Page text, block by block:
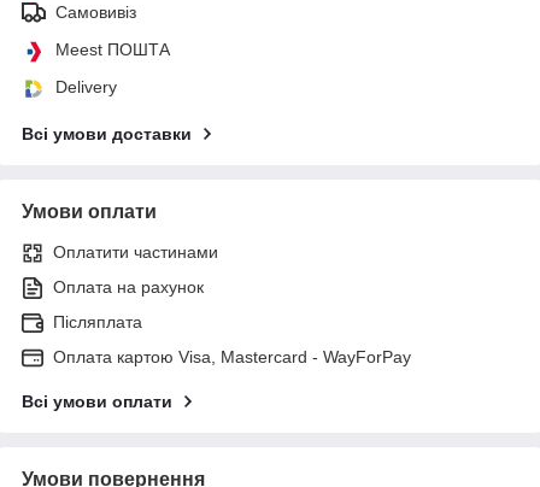
Самовивіз
Meest ПОШТА
Delivery
Всі умови доставки
Умови оплати
Оплатити частинами
Оплата на рахунок
Післяплата
Оплата картою Visa, Mastercard - WayForPay
Всі умови оплати
Умови повернення